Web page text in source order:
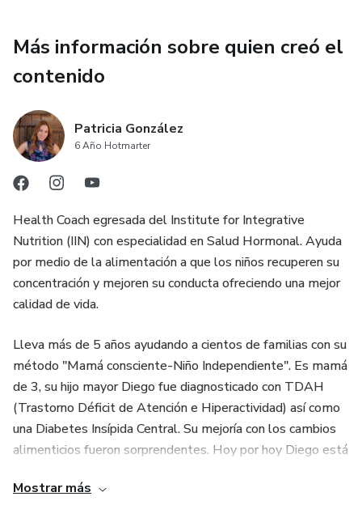
Más información sobre quien creó el
contenido
Patricia González
6 Año Hotmarter
Health Coach egresada del Institute for Integrative
Nutrition (IIN) con especialidad en Salud Hormonal. Ayuda
por medio de la alimentación a que los niños recuperen su
concentración y mejoren su conducta ofreciendo una mejor
calidad de vida.
Lleva más de 5 años ayudando a cientos de familias con su
método "Mamá consciente-Niño Independiente". Es mamá
de 3, su hijo mayor Diego fue diagnosticado con TDAH
(Trastorno Déficit de Atención e Hiperactividad) así como
una Diabetes Insípida Central. Su mejoría con los cambios
alimenticios fueron sorprendentes. Hoy por hoy Diego está
Con mucho esfuerzo y perseverancia Diego ha logrado
Mostrar más